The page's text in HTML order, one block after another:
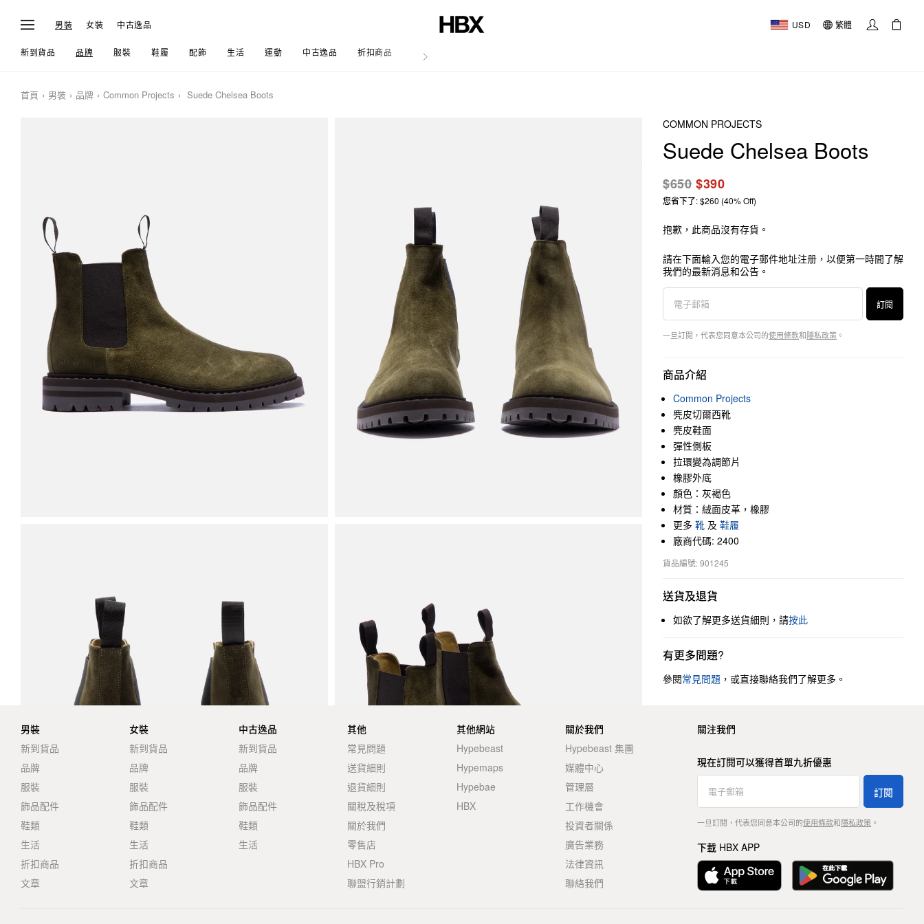
男裝 女裝 中古逸品 USD 繁體
新到貨品 品牌 服裝 鞋履 配飾 生活 運動 中古逸品 折扣商品 文章
首頁 男裝 品牌 Common Projects Suede Chelsea Boots
COMMON PROJECTS
Suede Chelsea Boots
$650$390
您省下了: $260 (40% Off)
抱歉，此商品沒有存貨。
請在下面輸入您的電子郵件地址注册，以便第一時間了解
我們的最新消息和公告。
訂閱
一旦訂閱，代表您同意本公司的使用條款和隱私政策 。
商品介紹
Common Projects
麂皮切爾西靴
麂皮鞋面
彈性側板
拉環變為調節片
橡膠外底
顏色：灰褐色
材質：絨面皮革，橡膠
更多 靴 及 鞋履
廠商代碼: 2400
貨品編號: 901245
送貨及退貨
如欲了解更多送貨細則，請按此
有更多問題?
參閱常見問題 ，或直接聯絡我們了解更多。
男裝
新到貨品
品牌
服裝
飾品配件
鞋類
生活
折扣商品
文章
女裝
新到貨品
品牌
服裝
飾品配件
鞋類
生活
折扣商品
文章
中古逸品
新到貨品
品牌
服裝
飾品配件
鞋類
生活
其他
常見問題
送貨細則
退貨細則
關稅及稅項
關於我們
零售店
HBX Pro
聯盟行銷計劃
其他網站
Hypebeast
Hypemaps
Hypebae
HBX
關於我們
Hypebeast 集團
媒體中心
管理層
工作機會
投資者關係
廣告業務
法律資訊
聯絡我們
關注我們
現在訂閱可以獲得首單九折優惠
訂閱
一旦訂閱，代表您同意本公司的使用條款和隱私政策。
下載 HBX APP